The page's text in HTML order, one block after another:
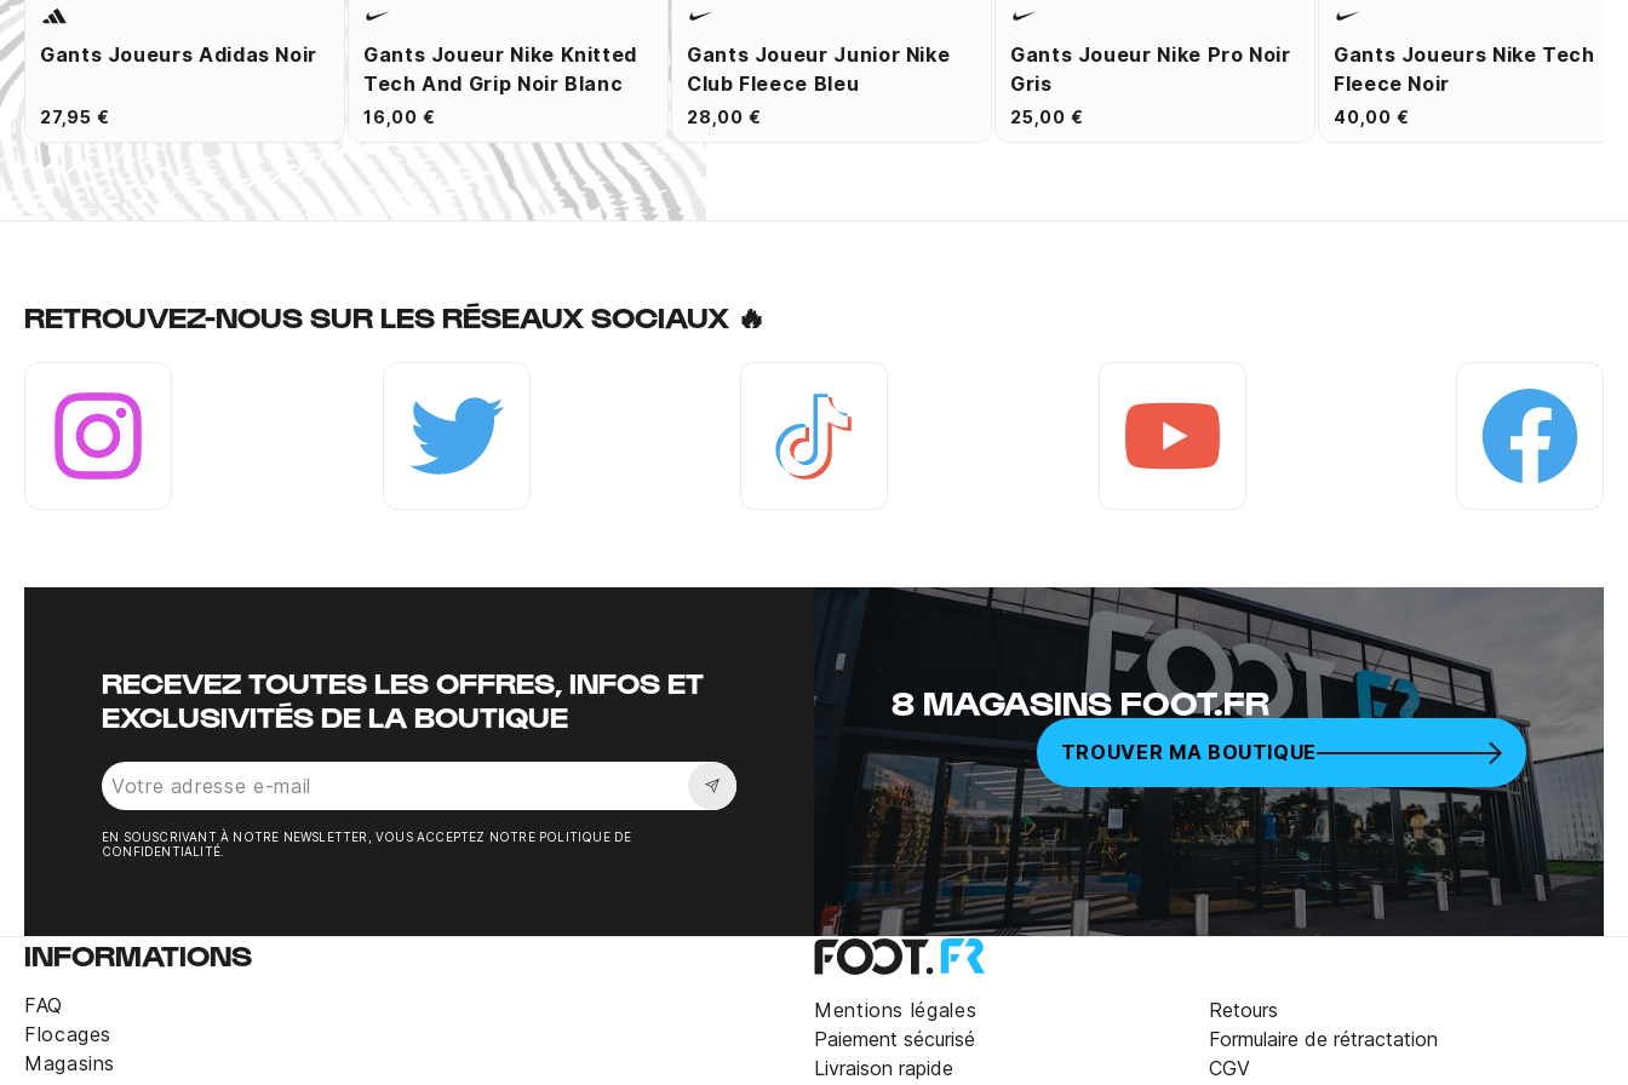
Gants Joueurs Adidas Noir
27,95 €
Gants Joueur Nike Knitted
Tech And Grip Noir Blanc
16,00 €
Gants Joueur Junior Nike
Club Fleece Bleu
28,00 €
Gants Joueur Nike Pro Noir
Gris
25,00 €
Gants Joueurs Nike Tech
Fleece Noir
40,00 €
RETROUVEZ-NOUS SUR LES RÉSEAUX SOCIAUX 🔥
RECEVEZ TOUTES LES OFFRES, INFOS ET
EXCLUSIVITÉS DE LA BOUTIQUE
Souscrire à la newsletter
EN SOUSCRIVANT À NOTRE NEWSLETTER, VOUS ACCEPTEZ NOTRE POLITIQUE DE
CONFIDENTIALITÉ.
8 MAGASINS FOOT.FR
TROUVER MA BOUTIQUE
INFORMATIONS
FAQ
Flocages
Magasins
Mentions légales
Paiement sécurisé
Livraison rapide
Retours
Formulaire de rétractation
CGV